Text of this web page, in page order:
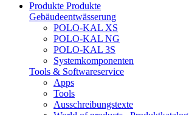
Produkte Produkte
Gebäudeentwässerung
POLO-KAL XS
POLO-KAL NG
POLO-KAL 3S
Systemkomponenten
Tools & Softwareservice
Apps
Tools
Ausschreibungstexte